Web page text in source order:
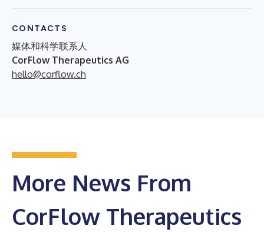
CONTACTS
媒体和科学联系人
CorFlow Therapeutics AG
hello@corflow.ch
More News From
CorFlow Therapeutics